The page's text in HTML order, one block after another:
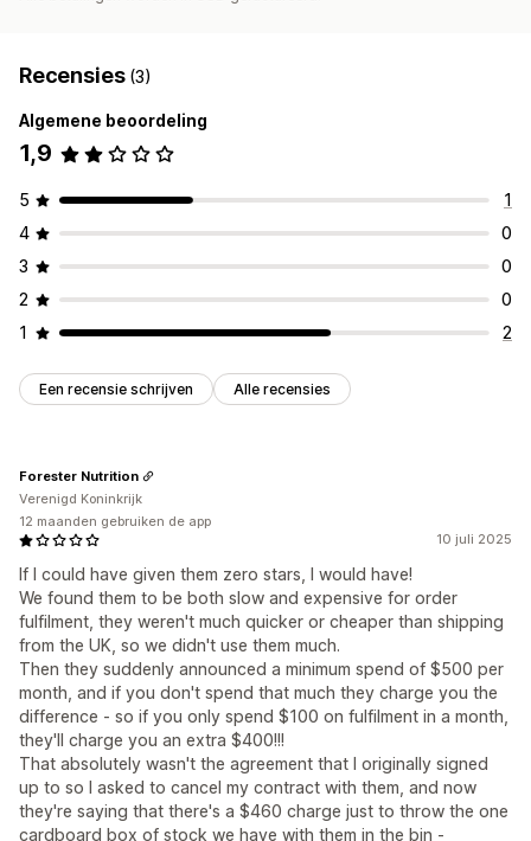
Recensies (3)
Algemene beoordeling
1,9
5
1
4
0
3
0
2
0
1
2
Een recensie schrijven Alle recensies
10 juli 2025
If I could have given them zero stars, I would have!
We found them to be both slow and expensive for order
fulfilment, they weren't much quicker or cheaper than shipping
from the UK, so we didn't use them much.
Then they suddenly announced a minimum spend of $500 per
month, and if you don't spend that much they charge you the
difference - so if you only spend $100 on fulfilment in a month,
they'll charge you an extra $400!!!
That absolutely wasn't the agreement that I originally signed
up to so I asked to cancel my contract with them, and now
they're saying that there's a $460 charge just to throw the one
cardboard box of stock we have with them in the bin -
Forester Nutrition
Verenigd Koninkrijk
12 maanden gebruiken de app